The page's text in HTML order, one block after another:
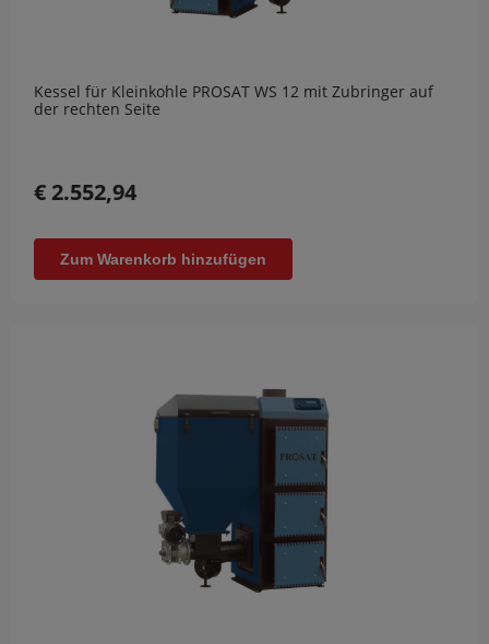
Kessel für Kleinkohle PROSAT WS 12 mit Zubringer auf
der rechten Seite
€ 2.552,94
Zum Warenkorb hinzufügen